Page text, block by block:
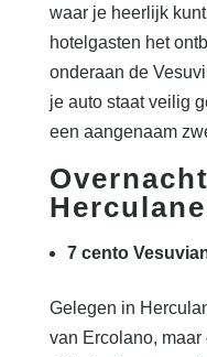
waar je heerlijk
hotelgasten het
onderaan de
je auto staat veilig
een aangenaam
7 cento
Gelegen in
van Ercolano,